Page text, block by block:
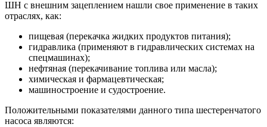
ШН с внешним зацеплением нашли свое применение в таких
отраслях, как:
пищевая (перекачка жидких продуктов питания);
гидравлика (применяют в гидравлических системах на
спецмашинах);
нефтяная (перекачивание топлива или масла);
химическая и фармацевтическая;
машиностроение и судостроение.
Положительными показателями данного типа шестеренчатого
насоса являются: